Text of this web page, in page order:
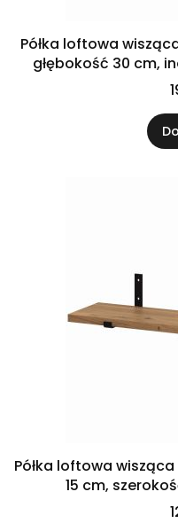
Półka loftowa
głębokość 30 cm,
Półka loftowa
15 cm,